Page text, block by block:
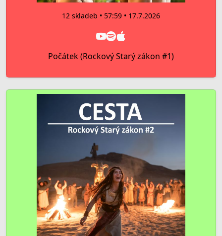
12 skladeb • 57:59 • 17.7.2026
Počátek (Rockový Starý zákon #1)